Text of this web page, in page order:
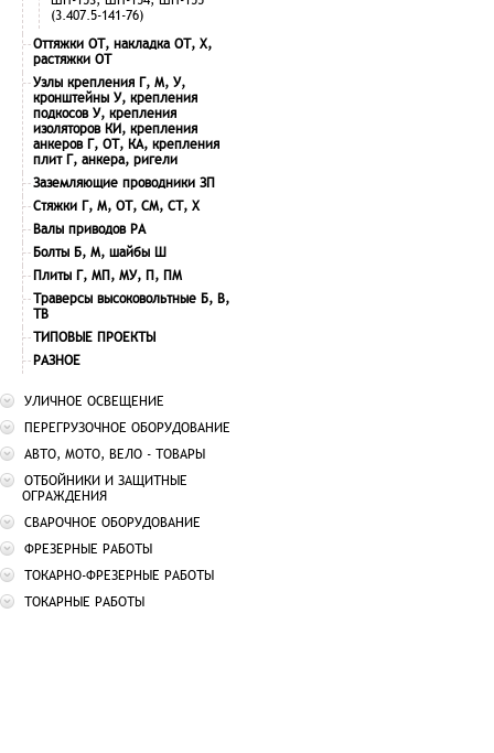
(3.407.5-141-76)
Оттяжки ОТ, накладка ОТ, Х,
растяжки ОТ
Узлы крепления Г, М, У,
кронштейны У, крепления
подкосов У, крепления
изоляторов КИ, крепления
анкеров Г, ОТ, КА, крепления
плит Г, анкера, ригели
Заземляющие проводники ЗП
Стяжки Г, М, ОТ, СМ, СТ, Х
Валы приводов РА
Болты Б, М, шайбы Ш
Плиты Г, МП, МУ, П, ПМ
Траверсы высоковольтные Б, В,
ТВ
ТИПОВЫЕ ПРОЕКТЫ
РАЗНОЕ
УЛИЧНОЕ ОСВЕЩЕНИЕ
ПЕРЕГРУЗОЧНОЕ ОБОРУДОВАНИЕ
АВТО, МОТО, ВЕЛО - ТОВАРЫ
ОТБОЙНИКИ И ЗАЩИТНЫЕ
ОГРАЖДЕНИЯ
СВАРОЧНОЕ ОБОРУДОВАНИЕ
ФРЕЗЕРНЫЕ РАБОТЫ
ТОКАРНО-ФРЕЗЕРНЫЕ РАБОТЫ
ТОКАРНЫЕ РАБОТЫ